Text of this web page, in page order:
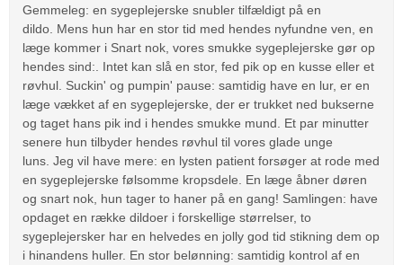
Gemmeleg: en sygeplejerske snubler tilfældigt på en
dildo. Mens hun har en stor tid med hendes nyfundne ven, en
læge kommer i Snart nok, vores smukke sygeplejerske gør op
hendes sind:. Intet kan slå en stor, fed pik op en kusse eller et
røvhul. Suckin' og pumpin' pause: samtidig have en lur, er en
læge vækket af en sygeplejerske, der er trukket ned bukserne
og taget hans pik ind i hendes smukke mund. Et par minutter
senere hun tilbyder hendes røvhul til vores glade unge
luns. Jeg vil have mere: en lysten patient forsøger at rode med
en sygeplejerske følsomme kropsdele. En læge åbner døren
og snart nok, hun tager to haner på en gang! Samlingen: have
opdaget en række dildoer i forskellige størrelser, to
sygeplejersker har en helvedes en jolly god tid stikning dem op
i hinandens huller. En stor belønning: samtidig kontrol af en